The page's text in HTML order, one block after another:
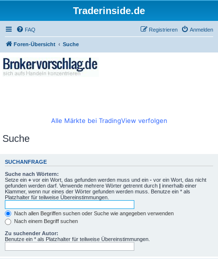
Traderinside.de
FAQ Anmelden
Registrieren
Foren-Übersicht Suche
Alle Märkte bei TradingView verfolgen
Suche
SUCHANFRAGE
Suche nach Wörtern:
Setze ein + vor ein Wort, das gefunden werden muss und ein - vor ein Wort, das nicht
gefunden werden darf. Verwende mehrere Wörter getrennt durch | innerhalb einer
Klammer, wenn nur eines der Wörter gefunden werden muss. Benutze ein * als
Platzhalter für teilweise Übereinstimmungen.
Nach allen Begriffen suchen oder Suche wie angegeben verwenden
Nach einem Begriff suchen
Zu suchender Autor:
Benutze ein * als Platzhalter für teilweise Übereinstimmungen.